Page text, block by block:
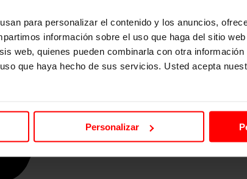
para personalizar el contenido y los anuncios,
información sobre el uso que haga del sitio
web, quienes pueden combinarla con otra
que haya hecho de sus servicios. Usted acepta
Personalizar